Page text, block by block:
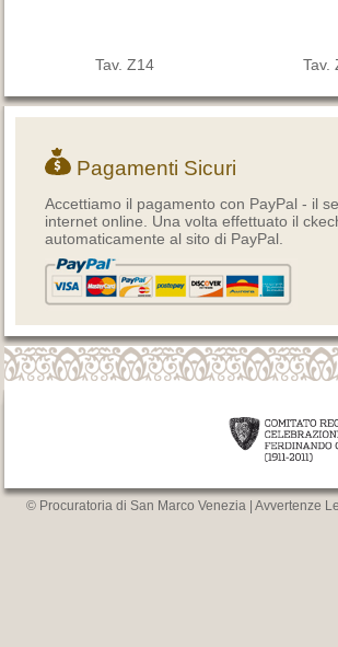
Tav. Z14 Tav.
Pagamenti Sicuri
Accettiamo il pagamento con PayPal - il
internet online. Una volta effettuato il
automaticamente al sito di PayPal.
© Procuratoria di San Marco Venezia | Avvertenze